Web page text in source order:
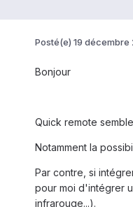
Posté(e) 19 décembre
Bonjour
Quick remote
Notamment la
Par contre, si
pour moi d'intégrer
infrarouge...).